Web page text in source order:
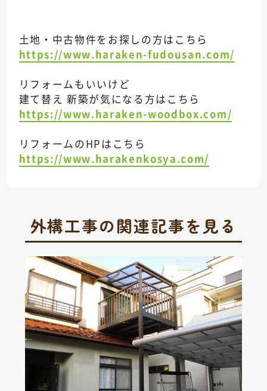
土地・中古物件をお探しの方はこちら
https://www.haraken-fudousan.com/
リフォームもいいけど
建て替え 新築が気になる方はこちら
https://www.haraken-woodbox.com/
リフォームのHPはこちら
https://www.harakenkosya.com/
外構工事の関連記事を見る